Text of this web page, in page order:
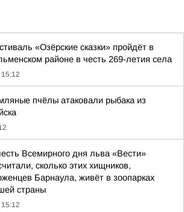
«Озёрские сказки» пройдёт в
районе в честь 269-летия села
15:12
пчёлы атаковали рыбака из
Всемирного дня льва «Вести»
сколько этих хищников,
Барнаула, живёт в зоопарках
страны
15:12